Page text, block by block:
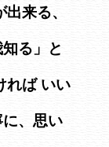
来る、
る」と
れば いい
、思い